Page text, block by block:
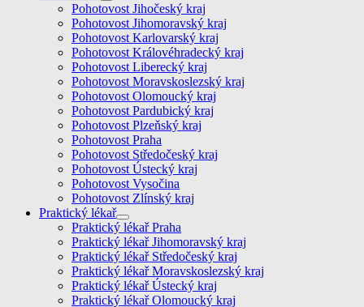
Pohotovost Jihočeský kraj
Pohotovost Jihomoravský kraj
Pohotovost Karlovarský kraj
Pohotovost Královéhradecký kraj
Pohotovost Liberecký kraj
Pohotovost Moravskoslezský kraj
Pohotovost Olomoucký kraj
Pohotovost Pardubický kraj
Pohotovost Plzeňský kraj
Pohotovost Praha
Pohotovost Středočeský kraj
Pohotovost Ústecký kraj
Pohotovost Vysočina
Pohotovost Zlínský kraj
Praktický lékař
Praktický lékař Praha
Praktický lékař Jihomoravský kraj
Praktický lékař Středočeský kraj
Praktický lékař Moravskoslezský kraj
Praktický lékař Ústecký kraj
Praktický lékař Olomoucký kraj